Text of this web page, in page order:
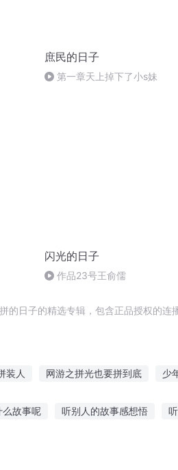
庶民的日子
第一章天上掉下了小s妹
闪光的日子
作品23号王俞儒
的日子的精选专辑，包含正品授权的连
装人 网游之拼光也要拼到底 少
么故事呢 听别人的故事感想悟